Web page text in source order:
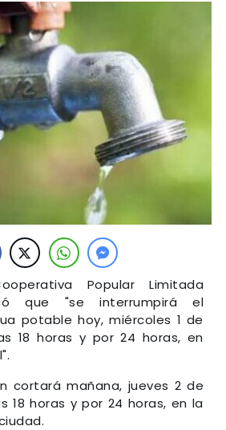
Popular Limitada
que "se interrumpirá el
potable hoy, miércoles 1 de
18 horas y por 24 horas, en
cortará mañana, jueves 2 de
18 horas y por 24 horas, en la